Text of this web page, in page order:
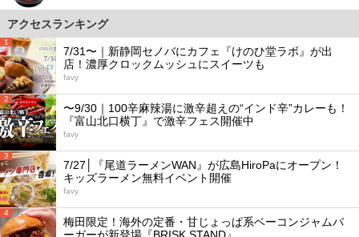
アクセスランキング
1
7/31〜｜新静岡セノバにカフェ『けのひ堂ラボ』が出
店！濃厚クロックムッシュにスイーツも
favy
2
〜9/30｜100辛麻辣湯に激辛超えの“インド辛”カレーも！
『富山北口横丁』で激辛フェス開催中
favy
3
7/27│『尾道ラーメンWAN』が広島HiroPaにオープン！
キッズラーメン無料イベント開催
favy
4
梅田限定！海外の定番・甘じょっぱ系ベーコンジャムバ